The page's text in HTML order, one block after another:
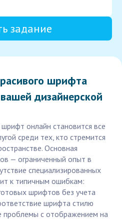
задание
шрифта
дизайнерской
онлайн становится все
среди тех, кто стремится
Основная
— ограниченный опыт в
специализированных
к типичным ошибкам:
шрифтов без учета
шрифта стилю
проблемы с отображением на